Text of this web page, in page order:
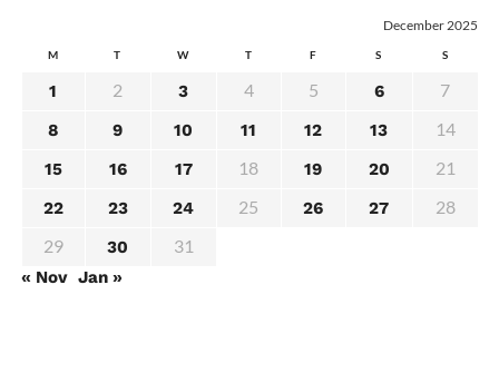
December 2025
M T W T F S S
1 2 3 4 5 6 7
8 9 10 11 12 13 14
15 16 17 18 19 20 21
22 23 24 25 26 27
28
29
30 31
« Nov Jan »